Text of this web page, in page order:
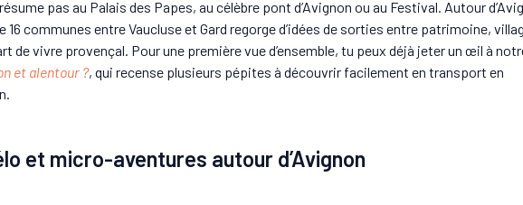
pas au Palais des Papes, au célèbre pont d’Avignon ou au Festival. Autour
communes entre Vaucluse et Gard regorge d’idées de sorties entre patrimoine,
de vivre provençal. Pour une première vue d’ensemble, tu peux déjà jeter un œil à
et alentour ?, qui recense plusieurs pépites à découvrir facilement en transport en
et micro-aventures autour d’Avignon